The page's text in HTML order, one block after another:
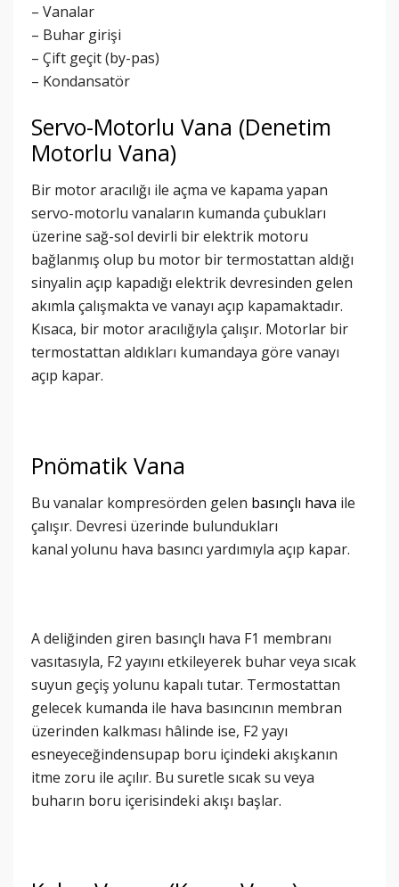
– Vanalar
– Buhar girişi
– Çift geçit (by-pas)
– Kondansatör
Servo-Motorlu Vana (Denetim
Motorlu Vana)
Bir motor aracılığı ile açma ve kapama yapan
servo-motorlu vanaların kumanda çubukları
üzerine sağ-sol devirli bir elektrik motoru
bağlanmış olup bu motor bir termostattan aldığı
sinyalin açıp kapadığı elektrik devresinden gelen
akımla çalışmakta ve vanayı açıp kapamaktadır.
Kısaca, bir motor aracılığıyla çalışır. Motorlar bir
termostattan aldıkları kumandaya göre vanayı
açıp kapar.
Pnömatik Vana
Bu vanalar kompresörden gelen basınçlı hava ile
çalışır. Devresi üzerinde bulundukları
kanal yolunu hava basıncı yardımıyla açıp kapar.
A deliğinden giren basınçlı hava F1 membranı
vasıtasıyla, F2 yayını etkileyerek buhar veya sıcak
suyun geçiş yolunu kapalı tutar. Termostattan
gelecek kumanda ile hava basıncının membran
üzerinden kalkması hâlinde ise, F2 yayı
esneyeceğindensupap boru içindeki akışkanın
itme zoru ile açılır. Bu suretle sıcak su veya
buharın boru içerisindeki akışı başlar.